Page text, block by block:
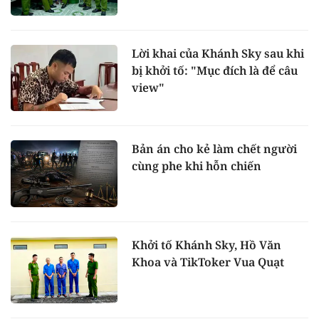
Lời khai của Khánh Sky sau khi
bị khởi tố: "Mục đích là để câu
view"
Bản án cho kẻ làm chết người
cùng phe khi hỗn chiến
Khởi tố Khánh Sky, Hồ Văn
Khoa và TikToker Vua Quạt